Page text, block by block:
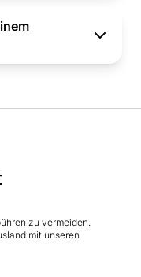
zu vermeiden.
mit unseren